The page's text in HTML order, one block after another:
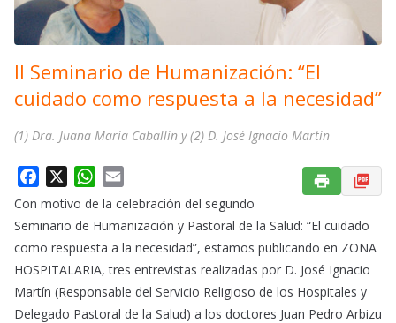
II Seminario de Humanización: “El
cuidado como respuesta a la necesidad”
(1) Dra. Juana María Caballín y (2) D. José Ignacio Martín
a
c
b
o
W
h
a
t
s
A
m
a
Con motivo de la celebración del segundo
Seminario de Humanización y Pastoral de la Salud: “El cuidado
como respuesta a la necesidad”, estamos publicando en ZONA
HOSPITALARIA, tres entrevistas realizadas por D. José Ignacio
Martín (Responsable del Servicio Religioso de los Hospitales y
Delegado Pastoral de la Salud) a los doctores Juan Pedro Arbizu